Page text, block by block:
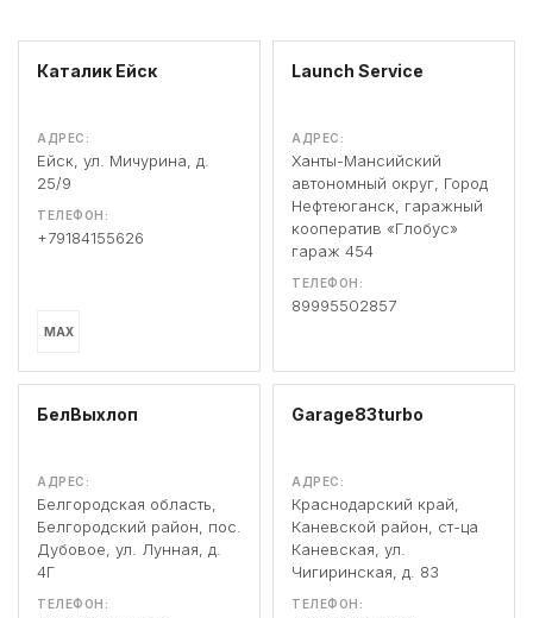
Каталик Ейск
АДРЕС:
Ейск, ул. Мичурина, д.
25/9
ТЕЛЕФОН:
+79184155626
MAX
Launch Service
АДРЕС:
Ханты-Мансийский
автономный округ, Город
Нефтеюганск, гаражный
кооператив «Глобус»
гараж 454
ТЕЛЕФОН:
89995502857
БелВыхлоп
АДРЕС:
Белгородская область,
Белгородский район, пос.
Дубовое, ул. Лунная, д.
4Г
ТЕЛЕФОН:
Garage83turbo
АДРЕС:
Краснодарский край,
Каневской район, ст-ца
Каневская, ул.
Чигиринская, д. 83
ТЕЛЕФОН: